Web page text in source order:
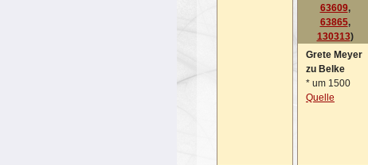
63609,
63865,
130313)
Grete Meyer
zu Belke
* um 1500
Quelle